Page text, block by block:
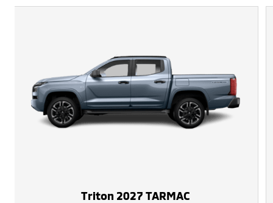
Triton 2027 TARMAC